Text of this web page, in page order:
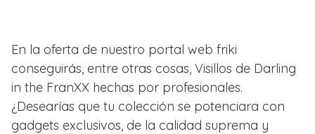
En la oferta de nuestro portal web friki
conseguirás, entre otras cosas, Visillos de Darling
in the FranXX hechas por profesionales.
¿Desearías que tu colección se potenciara con
gadgets exclusivos, de la calidad suprema y